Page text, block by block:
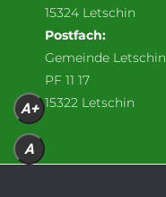
15324 Letschin
Postfach:
Gemeinde Letschin
PF 11 17
15322 Letschin
A+
A